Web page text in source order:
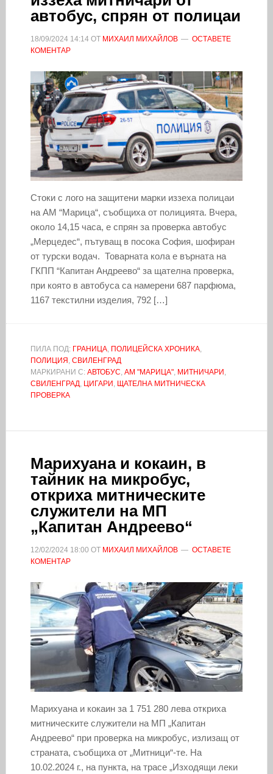
автобус, спрян от полицаи
18/09/2024 14:14ОТ МИХАИЛ МИХАЙЛОВ
ОСТАВЕТЕ
КОМЕНТАР
Стоки с лого на защитени марки иззеха полицаи
на АМ “Марица“, съобщиха от полицията. Вчера,
около 14,15 часа, е спрян за проверка автобус
„Мерцедес“, пътуващ в посока София, шофиран
от турски водач. Товарната кола е върната на
ГКПП “Капитан Андреево“ за щателна проверка,
при която в автобуса са намерени 687 парфюма,
1167 текстилни изделия, 792 […]
ПИЛА ПОД: ГРАНИЦА, ПОЛИЦЕЙСКА ХРОНИКА,
ПОЛИЦИЯ , СВИЛЕНГРАД
МАРКИРАНИ С: АВТОБУС, АМ "МАРИЦА", МИТНИЧАРИ ,
СВИЛЕНГРАД, ЦИГАРИ , ЩАТЕЛНА МИТНИЧЕСКА
ПРОВЕРКА
Марихуана и кокаин, в
тайник на микробус,
откриха митническите
служители на МП
„Капитан Андреево“
12/02/2024 18:00 ОТ МИХАИЛ МИХАЙЛОВ
ОСТАВЕТЕ
КОМЕНТАР
Марихуана и кокаин за 1 751 280 лева откриха
митническите служители на МП „Капитан
Андреево“ при проверка на микробус, излизащ от
страната, съобщиха от „Митници“-те. На
10.02.2024 г., на пункта, на трасе „Изходящи леки